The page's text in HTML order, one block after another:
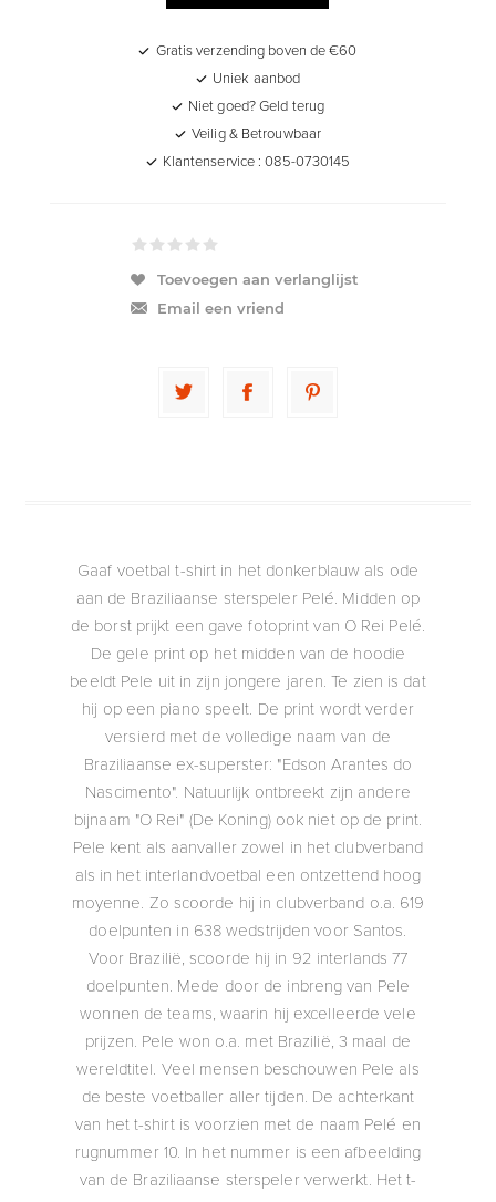
Gratis verzending boven de €60
Uniek aanbod
Niet goed? Geld terug
Veilig & Betrouwbaar
Klantenservice : 085-0730145
Toevoegen aan verlanglijst
Email een vriend
Gaaf voetbal t-shirt in het donkerblauw als ode
aan de Braziliaanse sterspeler Pelé. Midden op
de borst prijkt een gave fotoprint van O Rei Pelé.
De gele print op het midden van de hoodie
beeldt Pele uit in zijn jongere jaren. Te zien is dat
hij op een piano speelt. De print wordt verder
versierd met de volledige naam van de
Braziliaanse ex-superster: "Edson Arantes do
Nascimento". Natuurlijk ontbreekt zijn andere
bijnaam "O Rei" (De Koning) ook niet op de print.
Pele kent als aanvaller zowel in het clubverband
als in het interlandvoetbal een ontzettend hoog
moyenne. Zo scoorde hij in clubverband o.a. 619
doelpunten in 638 wedstrijden voor Santos.
Voor Brazilië, scoorde hij in 92 interlands 77
doelpunten. Mede door de inbreng van Pele
wonnen de teams, waarin hij excelleerde vele
prijzen. Pele won o.a. met Brazilië, 3 maal de
wereldtitel. Veel mensen beschouwen Pele als
de beste voetballer aller tijden. De achterkant
van het t-shirt is voorzien met de naam Pelé en
rugnummer 10. In het nummer is een afbeelding
van de Braziliaanse sterspeler verwerkt. Het t-